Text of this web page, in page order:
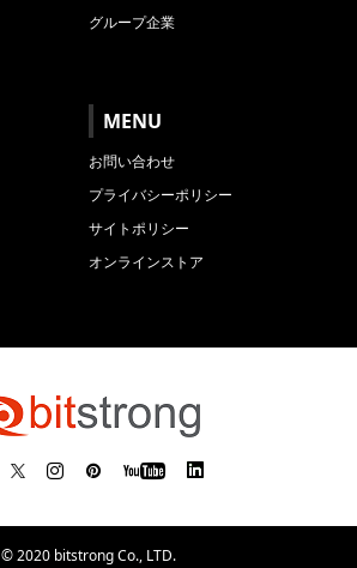
グループ企業
MENU
お問い合わせ
プライバシーポリシー
サイトポリシー
オンラインストア
© 2020 bitstrong Co., LTD.